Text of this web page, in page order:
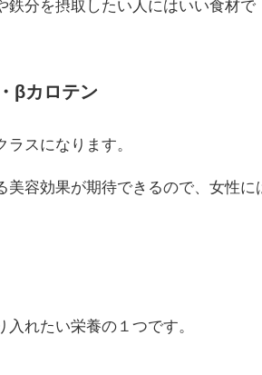
鉄分を摂取したい人にはいい食材で
βカロテン
スになります。
美容効果が期待できるので、女性に
れたい栄養の１つです。